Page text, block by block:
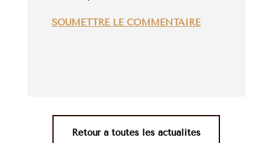
SOUMETTRE LE COMMENTAIRE
Retour à toutes les actualités